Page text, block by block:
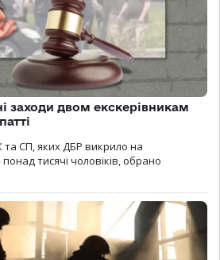
заходи двом екскерівникам
СП, яких ДБР викрило на
тисячі чоловіків, обрано